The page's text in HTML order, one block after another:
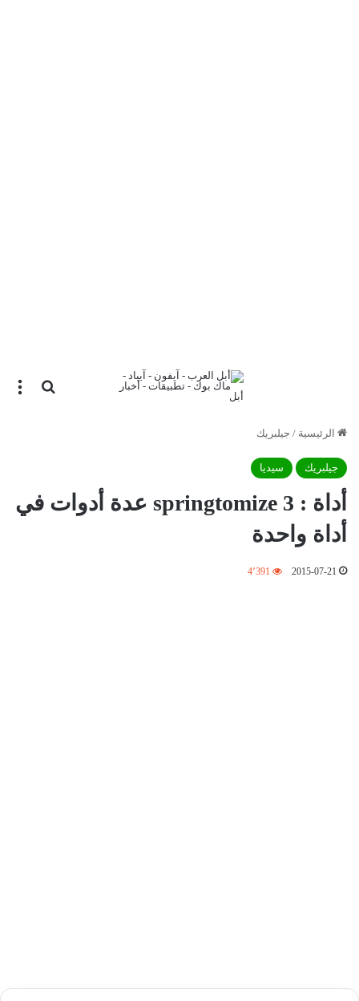
بحث
الرئيسية / جيلبريك
جيلبريك سيديا
أداة : springtomize 3 عدة أدوات في
أداة واحدة
2015-07-21 4٬391